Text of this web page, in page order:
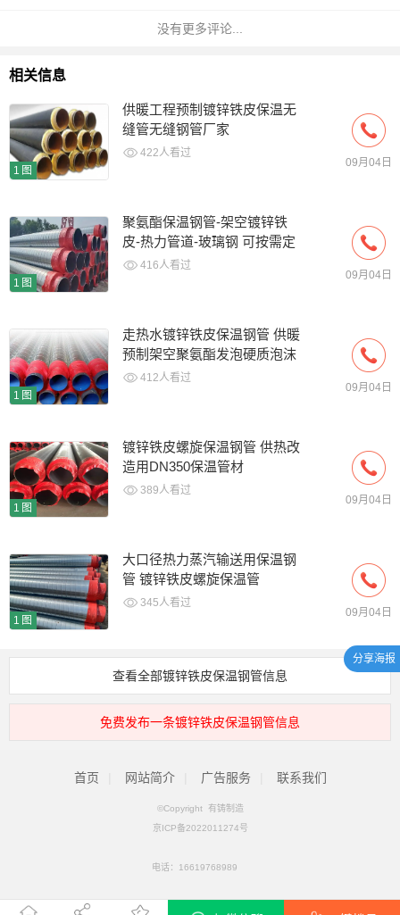
没有更多评论...
相关信息
1图
供暖工程预制镀锌铁皮保温无
缝管无缝钢管厂家
422人看过
09月04日
1图
聚氨酯保温钢管-架空镀锌铁
皮-热力管道-玻璃钢 可按需定
做 416人看过
09月04日
1图
走热水镀锌铁皮保温钢管 供暖
预制架空聚氨酯发泡硬质泡沫
库存412人看过
09月04日
1图
镀锌铁皮螺旋保温钢管 供热改
造用DN350保温管材
389人看过
09月04日
1图
大口径热力蒸汽输送用保温钢
管 镀锌铁皮螺旋保温管
345人看过
09月04日
查看全部镀锌铁皮保温钢管信息
免费发布一条镀锌铁皮保温钢管信息
首页 网站简介 广告服务 联系我们
©Copyright 有铸制造
京ICP备2022011274号
电话： 16619768989
分享海报